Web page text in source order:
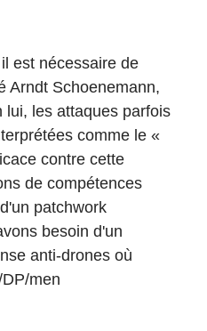
est nécessaire de
Arndt Schoenemann,
lui, les attaques parfois
comme le «
contre cette
de compétences
patchwork
besoin d'un
anti-drones où
men